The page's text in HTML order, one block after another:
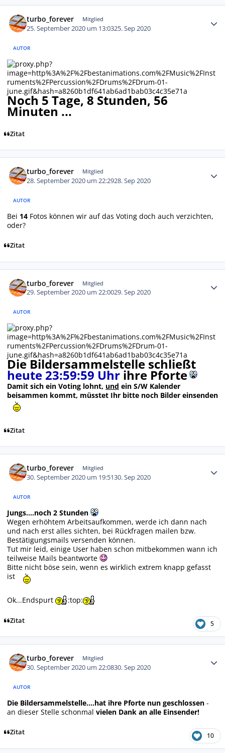
turbo_forever Mitglied
25. September 2020 um 13:0325. Sep 2020
AUTOR
Noch 5 Tage, 8 Stunden, 56
Minuten ...
Zitat
turbo_forever Mitglied
28. September 2020 um 22:2928. Sep 2020
AUTOR
Bei 14 Fotos können wir auf das Voting doch auch verzichten,
oder?
Zitat
turbo_forever Mitglied
29. September 2020 um 22:0029. Sep 2020
AUTOR
Die Bildersammelstelle schließt
heute 23:59:59 Uhr ihre Pforte
Damit sich ein Voting lohnt, und ein S/W Kalender
beisammen kommt, müsstet Ihr bitte noch Bilder einsenden
Zitat
turbo_forever Mitglied
30. September 2020 um 19:5130. Sep 2020
AUTOR
Jungs....noch 2 Stunden
Wegen erhöhtem Arbeitsaufkommen, werde ich dann nach
und nach erst alles sichten, bei Rückfragen mailen bzw.
Bestätigungsmails versenden können.
Tut mir leid, einige User haben schon mitbekommen wann ich
teilweise Mails beantworte
Bitte nicht böse sein, wenn es wirklich extrem knapp gefasst
ist
Ok...Endspurt :top:
Zitat 5
turbo_forever Mitglied
30. September 2020 um 22:0830. Sep 2020
AUTOR
Die Bildersammelstelle....hat ihre Pforte nun geschlossen -
an dieser Stelle schonmal vielen Dank an alle Einsender!
Zitat 10